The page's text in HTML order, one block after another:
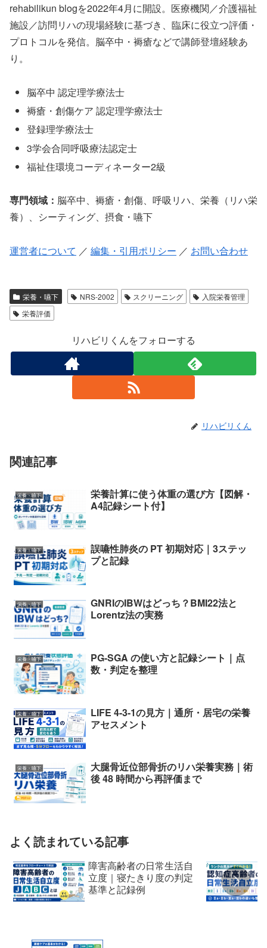
rehabilikun blogを2022年4月に開設。医療機関／介護福祉
施設／訪問リハの現場経験に基づき、臨床に役立つ評価・
プロトコルを発信。脳卒中・褥瘡などで講師登壇経験あ
り。
脳卒中 認定理学療法士
褥瘡・創傷ケア 認定理学療法士
登録理学療法士
3学会合同呼吸療法認定士
福祉住環境コーディネーター2級
専門領域： 脳卒中、褥瘡・創傷、呼吸リハ、栄養（リハ栄
養）、シーティング、摂食・嚥下
運営者について ／ 編集・引用ポリシー ／ お問い合わせ
栄養・嚥下 NRS-2002 スクリーニング
入院栄養管理
栄養評価
リハビリくんをフォローする
リハビリくん
関連記事
栄養・嚥下
栄養計算に使う体重の選び方【図解・
A4記録シート付】
栄養・嚥下
誤嚥性肺炎の PT 初期対応｜3ステッ
プと記録
栄養・嚥下
GNRIのIBWはどっち？BMI22法と
Lorentz法の実務
栄養・嚥下
PG-SGA の使い方と記録シート｜点
数・判定を整理
栄養・嚥下
LIFE 4-3-1の見方｜通所・居宅の栄養
アセスメント
栄養・嚥下
大腿骨近位部骨折のリハ栄養実務｜術
後 48 時間から再評価まで
よく読まれている記事
障害高齢者の日常生活自
立度｜寝たきり度の判定
基準と記録例